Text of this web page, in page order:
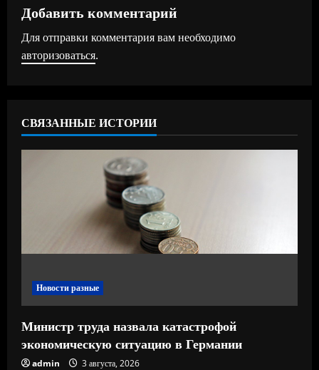
ж
и
ч
и
Добавить комментарий
Для отправки комментария вам необходимо
авторизоваться.
СВЯЗАННЫЕ ИСТОРИИ
Новости разные
Министр труда назвала катастрофой
экономическую ситуацию в Германии
admin 3 августа, 2026